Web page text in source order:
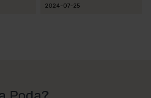
om ett bullerplank kan hjälpa
2024-07-25